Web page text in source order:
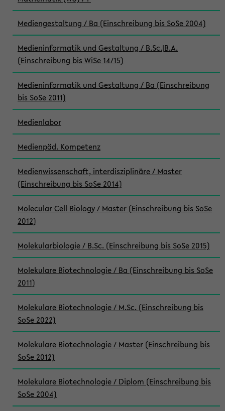
Mediengestaltung / Ba (Einschreibung bis SoSe 2004)
Medieninformatik und Gestaltung / B.Sc.|B.A.
(Einschreibung bis WiSe 14/15)
Medieninformatik und Gestaltung / Ba (Einschreibung
bis SoSe 2011)
Medienlabor
Medienpäd. Kompetenz
Medienwissenschaft, interdisziplinäre / Master
(Einschreibung bis SoSe 2014)
Molecular Cell Biology / Master (Einschreibung bis SoSe
2012)
Molekularbiologie / B.Sc. (Einschreibung bis SoSe 2015)
Molekulare Biotechnologie / Ba (Einschreibung bis SoSe
2011)
Molekulare Biotechnologie / M.Sc. (Einschreibung bis
SoSe 2022)
Molekulare Biotechnologie / Master (Einschreibung bis
SoSe 2012)
Molekulare Biotechnologie / Diplom (Einschreibung bis
SoSe 2004)